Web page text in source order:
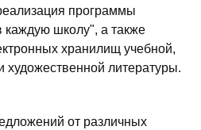
программы
каждую школу", а также
хранилищ учебной,
художественной литературы.
от различных